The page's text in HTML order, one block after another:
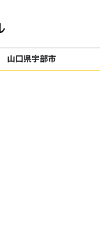
山口県宇部市